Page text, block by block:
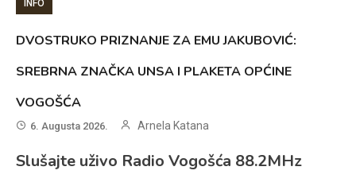
INFO
DVOSTRUKO PRIZNANJE ZA EMU JAKUBOVIĆ:
SREBRNA ZNAČKA UNSA I PLAKETA OPĆINE
VOGOŠĆA
6. Augusta 2026. Arnela Katana
Slušajte uživo Radio Vogošća 88.2MHz